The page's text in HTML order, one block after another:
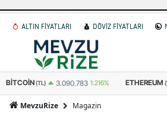
ALTIN FİYATLARI DÖVİZ FİYATLARI
BITCOIN(TL) 3.090.783 1.216% ETHEREUM
MevzuRize Magazin